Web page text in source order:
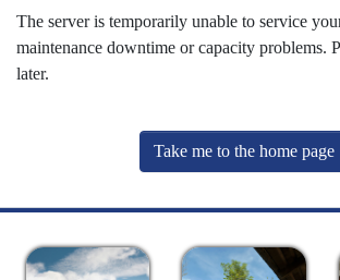
The server is temporarily unable to service
maintenance downtime or capacity problems.
later.
Take me to the home page